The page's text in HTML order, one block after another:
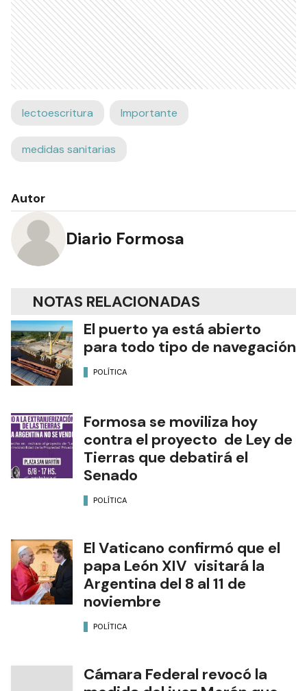
lectoescritura Importante
medidas sanitarias
Autor
Diario Formosa
NOTAS RELACIONADAS
El puerto ya está abierto
para todo tipo de navegación
POLÍTICA
Formosa se moviliza hoy
contra el proyecto de Ley de
Tierras que debatirá el
Senado
POLÍTICA
El Vaticano confirmó que el
papa León XIV visitará la
Argentina del 8 al 11 de
noviembre
POLÍTICA
Cámara Federal revocó la